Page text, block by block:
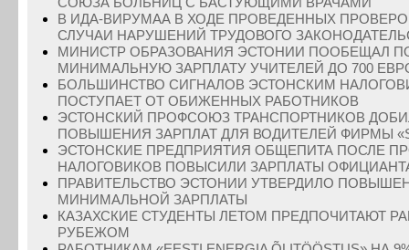
В ИДА-ВИРУМАА В ХОДЕ ПРОВЕДЕННЫХ
СЛУЧАИ НАРУШЕНИЙ ТРУДОВОГО
МИНИСТР ОБРАЗОВАНИЯ ЭСТОНИИ ПООБЕЩАЛ
МИНИМАЛЬНУЮ ЗАРПЛАТУ УЧИТЕЛЕЙ ДО 700
БОЛЬШИНСТВО СИГНАЛОВ ЭСТОНСКИМ
ПОСТУПАЕТ ОТ ОБИЖЕННЫХ РАБОТНИКОВ
ЭСТОНСКИЙ ПРОФСОЮЗ ТРАНСПОРТНИКОВ
ПОВЫШЕНИЯ ЗАРПЛАТ ДЛЯ ВОДИТЕЛЕЙ ФИРМЫ
ЭСТОНСКИЕ ПРЕДПРИЯТИЯ ОБЩЕПИТА ПОСЛЕ
НАЛОГОВИКОВ ПОВЫСИЛИ ЗАРПЛАТЫ
ПРАВИТЕЛЬСТВО ЭСТОНИИ УТВЕРДИЛО
МИНИМАЛЬНОЙ ЗАРПЛАТЫ
КАЗАХСКИЕ СТУДЕНТЫ ЛЕТОМ ПРЕДПОЧИТАЮТ
РУБЕЖОМ